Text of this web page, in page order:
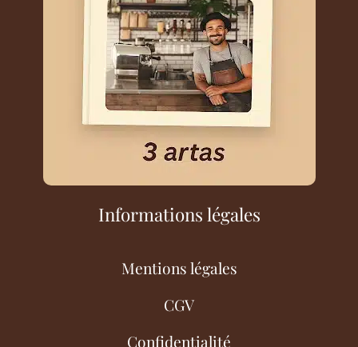
Informations légales
Mentions légales
CGV
Confidentialité